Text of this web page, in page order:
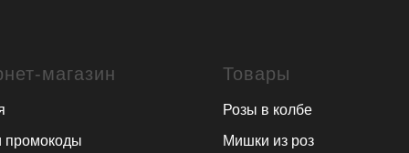
магазин
промокоды
Товары
Розы в колбе
Мишки из роз